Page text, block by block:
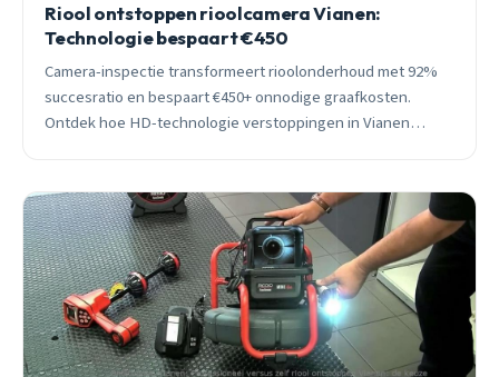
Riool ontstoppen rioolcamera Vianen:
Technologie bespaart €450
Camera-inspectie transformeert rioolonderhoud met 92%
succesratio en bespaart €450+ onnodige graafkosten.
Ontdek hoe HD-technologie verstoppingen in Vianen